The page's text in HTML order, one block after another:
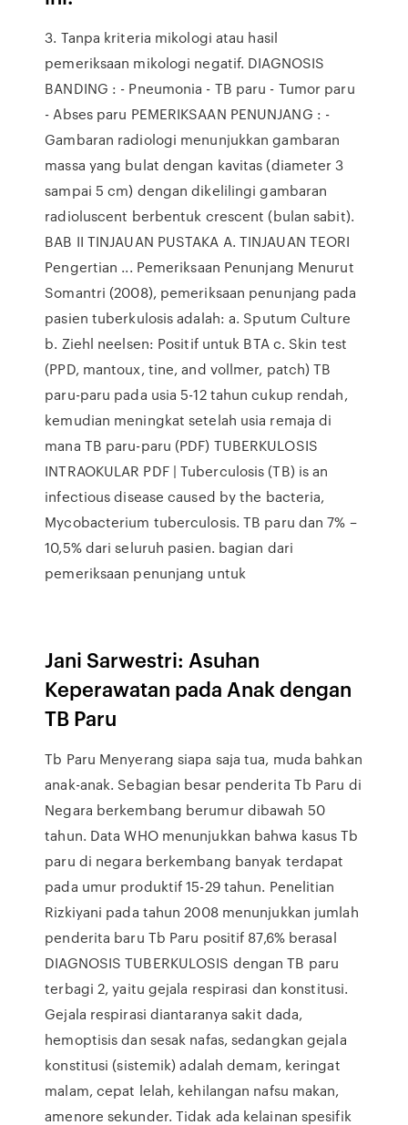
3. Tanpa kriteria mikologi atau hasil
pemeriksaan mikologi negatif. DIAGNOSIS
BANDING : - Pneumonia - TB paru - Tumor paru
- Abses paru PEMERIKSAAN PENUNJANG : -
Gambaran radiologi menunjukkan gambaran
massa yang bulat dengan kavitas (diameter 3
sampai 5 cm) dengan dikelilingi gambaran
radioluscent berbentuk crescent (bulan sabit).
BAB II TINJAUAN PUSTAKA A. TINJAUAN TEORI
Pengertian ... Pemeriksaan Penunjang Menurut
Somantri (2008), pemeriksaan penunjang pada
pasien tuberkulosis adalah: a. Sputum Culture
b. Ziehl neelsen: Positif untuk BTA c. Skin test
(PPD, mantoux, tine, and vollmer, patch) TB
paru-paru pada usia 5-12 tahun cukup rendah,
kemudian meningkat setelah usia remaja di
mana TB paru-paru (PDF) TUBERKULOSIS
INTRAOKULAR PDF | Tuberculosis (TB) is an
infectious disease caused by the bacteria,
Mycobacterium tuberculosis. TB paru dan 7% –
10,5% dari seluruh pasien. bagian dari
pemeriksaan penunjang untuk
Jani Sarwestri: Asuhan
Keperawatan pada Anak dengan
TB Paru
Tb Paru Menyerang siapa saja tua, muda bahkan
anak-anak. Sebagian besar penderita Tb Paru di
Negara berkembang berumur dibawah 50
tahun. Data WHO menunjukkan bahwa kasus Tb
paru di negara berkembang banyak terdapat
pada umur produktif 15-29 tahun. Penelitian
Rizkiyani pada tahun 2008 menunjukkan jumlah
penderita baru Tb Paru positif 87,6% berasal
DIAGNOSIS TUBERKULOSIS dengan TB paru
terbagi 2, yaitu gejala respirasi dan konstitusi.
Gejala respirasi diantaranya sakit dada,
hemoptisis dan sesak nafas, sedangkan gejala
konstitusi (sistemik) adalah demam, keringat
malam, cepat lelah, kehilangan nafsu makan,
amenore sekunder. Tidak ada kelainan spesifik